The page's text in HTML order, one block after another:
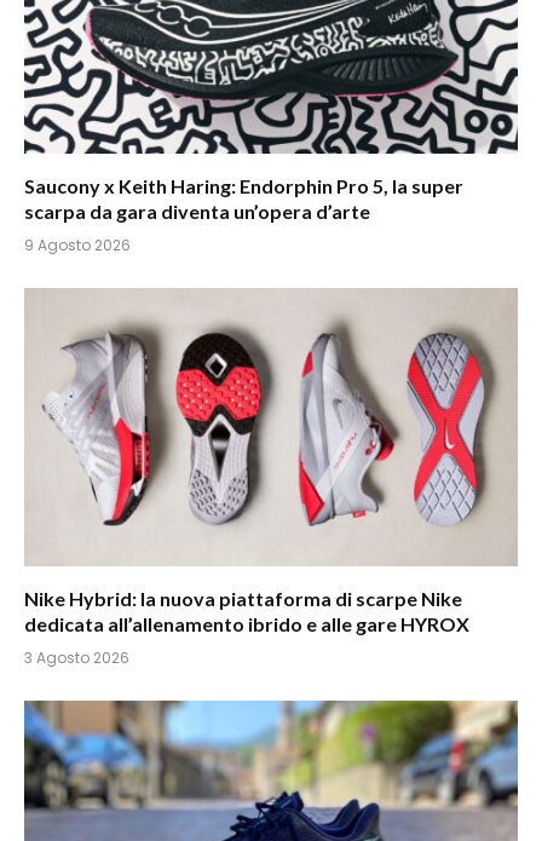
Saucony x Keith Haring: Endorphin Pro 5, la super
scarpa da gara diventa un’opera d’arte
9 Agosto 2026
Nike Hybrid: la nuova piattaforma di scarpe Nike
dedicata all’allenamento ibrido e alle gare HYROX
3 Agosto 2026